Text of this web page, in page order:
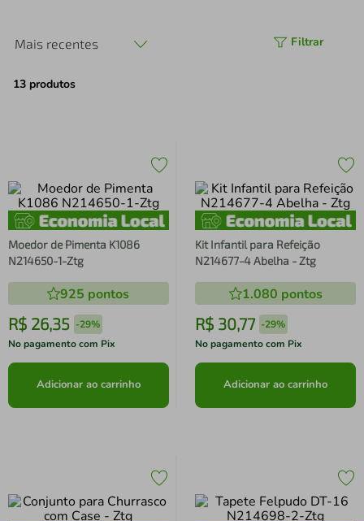
Mais recentes Filtrar
13 produtos
Moedor de Pimenta K1086
N214650-1-Ztg
925 pontos
R$ 26,35 -29%
No pagamento com Pix
Adicionar ao carrinho
Kit Infantil para Refeição
N214677-4 Abelha - Ztg
1.080 pontos
R$ 30,77 -29%
No pagamento com Pix
Adicionar ao carrinho
perfume
4º air fryer